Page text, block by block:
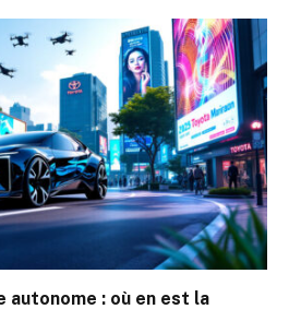
autonome : où en est la